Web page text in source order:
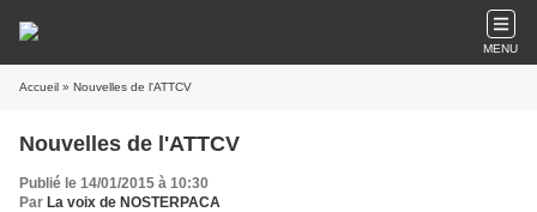
MENU
Accueil » Nouvelles de l'ATTCV
Nouvelles de l'ATTCV
Publié le 14/01/2015 à 10:30
Par La voix de NOSTERPACA